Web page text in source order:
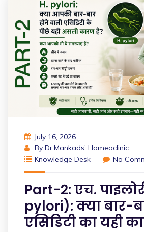
July 16, 2026
By Dr.Mankads’ Homeoclinic
Knowledge Desk
No
Part-2: एच.
pylori): क्या बार-
एसिडिटी का यही